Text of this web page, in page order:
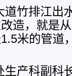
道竹排江出
造，就是
米的管道
生产科副科